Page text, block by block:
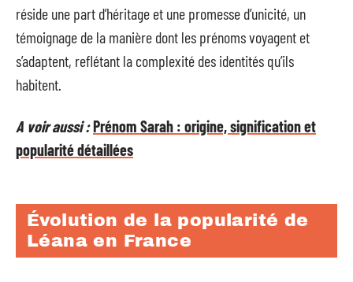
réside une part d’héritage et une promesse d’unicité, un
témoignage de la manière dont les prénoms voyagent et
s’adaptent, reflétant la complexité des identités qu’ils
habitent.
A voir aussi :Prénom Sarah : origine, signification et
popularité détaillées
Évolution de la popularité de
Léana en France